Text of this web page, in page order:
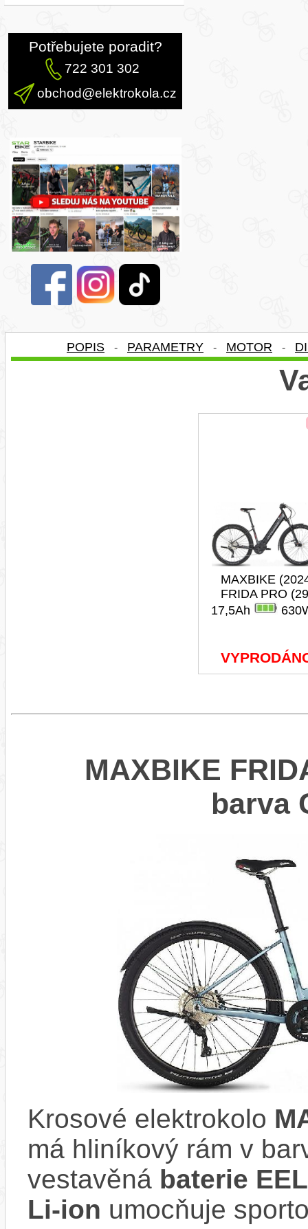
Potřebujete poradit?
722 301 302
obchod@elektrokola.cz
POPIS - PARAMETRY - MOTOR -
MAXBIKE
FRIDA PRO
17,5Ah
MAXBIKE
barva
Krosové elektrokolo
má hliníkový rám v
vestavěná baterie
Li-ion umocňuje